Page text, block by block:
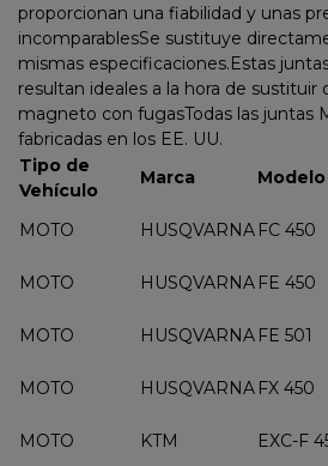
proporcionan una fiabilidad y unas
incomparablesSe sustituye
mismas especificaciones.Estas
resultan ideales a la hora de sustituir
magneto con fugasTodas las juntas
fabricadas en los EE. UU.
Tipo de
Vehículo
Marca Modelo
MOTO HUSQVARNA FC 450
MOTO
HUSQVARNA FE 450
MOTO
HUSQVARNA FE 501
MOTO
HUSQVARNA FX 450
MOTO
KTM EXC-F